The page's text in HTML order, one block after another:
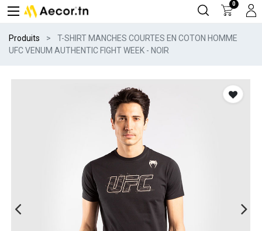
0
Produits
T-SHIRT MANCHES COURTES EN COTON HOMME
UFC VENUM AUTHENTIC FIGHT WEEK - NOIR